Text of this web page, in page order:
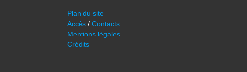
Plan du site
Accès / Contacts
Mentions légales
Crédits